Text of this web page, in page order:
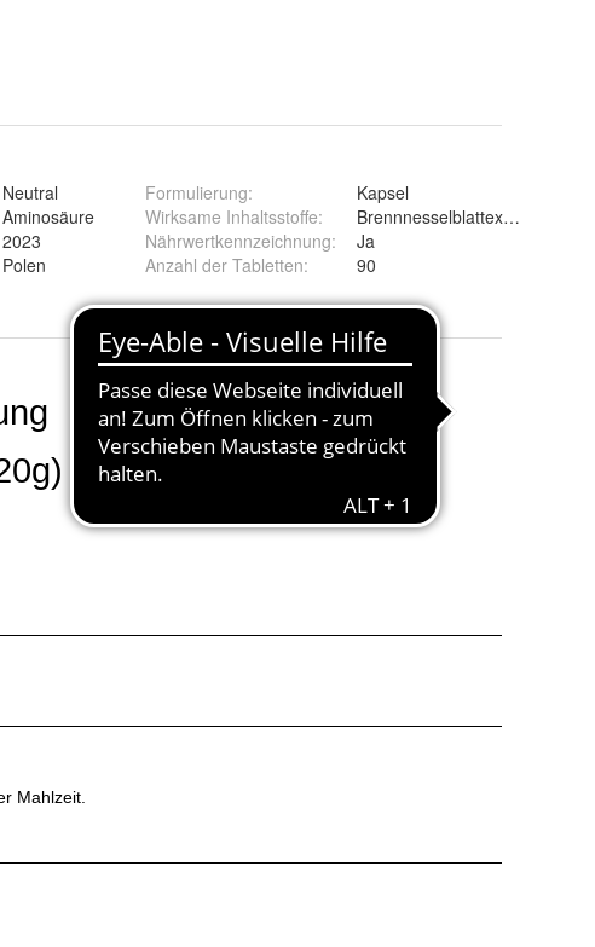
Neutral
Aminosäure
2023
Polen
Formulierung:
Kapsel
Wirksame Inhaltsstoffe:
Brennnesselblattextrakt
Nährwertkennzeichnung:
Ja
Anzahl der Tabletten: 90